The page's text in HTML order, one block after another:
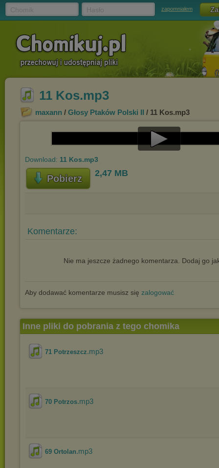
zapomniałem
11 Kos.mp3
maxann / Głosy Ptaków Polski II / 11 Kos.mp3
Play
Download: 11 Kos.mp3
Pobierz 2,47 MB
Komentarze:
Nie ma jeszcze żadnego komentarza. Dodaj go
Aby dodawać komentarze musisz się zalogować
Inne pliki do pobrania z tego chomika
71 Potrzeszcz.mp3
70 Potrzos.mp3
69 Ortolan.mp3